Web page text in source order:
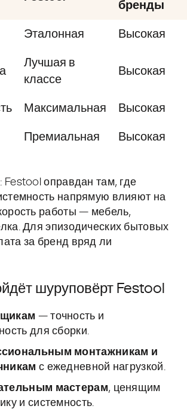
бренды
Эталонная Высокая
Лучшая в
классе
Высокая
Максимальная Высокая
Премиальная Высокая
Festool оправдан там, где
напрямую влияют на
работы — мебель,
Для эпизодических бытовых
за бренд вряд ли
шуруповёрт Festool
— точность и
для сборки.
монтажникам и
с ежедневной нагрузкой.
мастерам, ценящим
и системность.